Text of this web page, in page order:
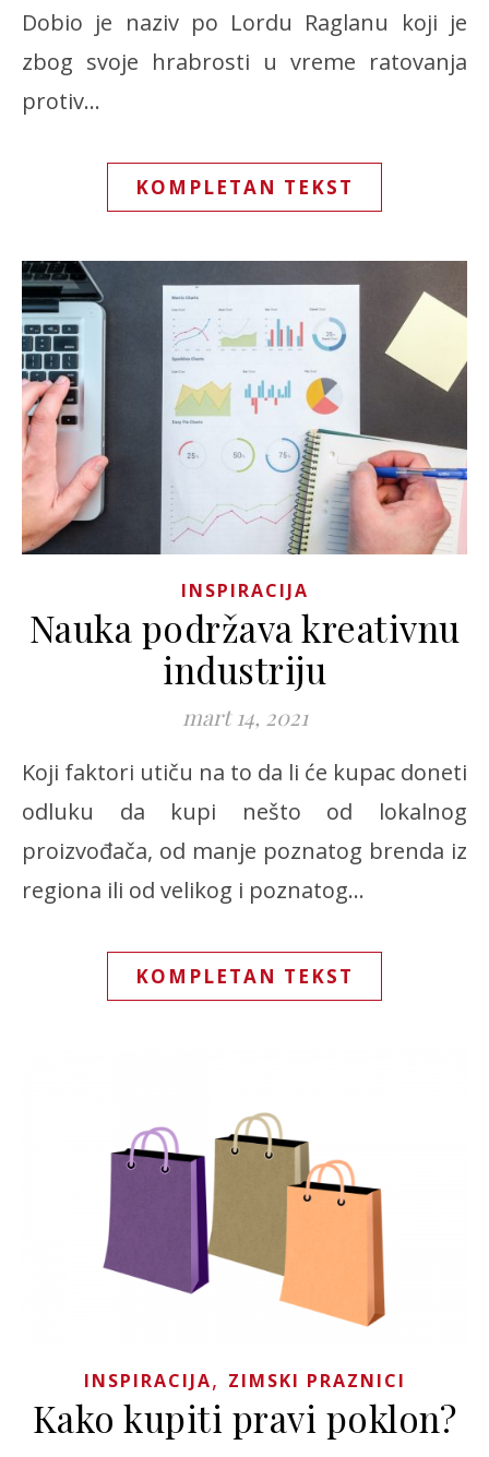
Dobio je naziv po Lordu Raglanu koji je
zbog svoje hrabrosti u vreme ratovanja
protiv…
KOMPLETAN TEKST
INSPIRACIJA
Nauka podržava kreativnu
industriju
mart 14, 2021
Koji faktori utiču na to da li će kupac doneti
odluku da kupi nešto od lokalnog
proizvođača, od manje poznatog brenda iz
regiona ili od velikog i poznatog…
KOMPLETAN TEKST
INSPIRACIJA, ZIMSKI PRAZNICI
Kako kupiti pravi poklon?